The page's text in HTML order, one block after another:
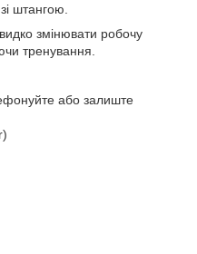
штангою.
змінювати робочу
тренування.
або залиште